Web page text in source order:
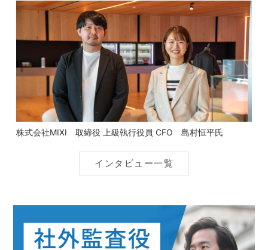
株式会社MIXI 取締役 上級執行役員 CFO 島村恒平氏
インタビュー一覧